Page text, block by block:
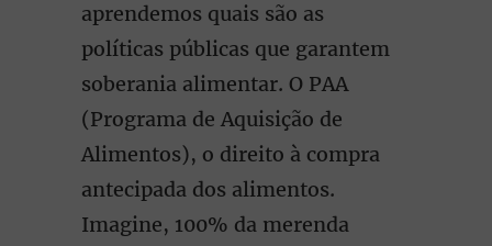
aprendemos quais são as
políticas públicas que garantem
soberania alimentar. O PAA
(Programa de Aquisição de
Alimentos), o direito à compra
antecipada dos alimentos.
Imagine, 100% da merenda